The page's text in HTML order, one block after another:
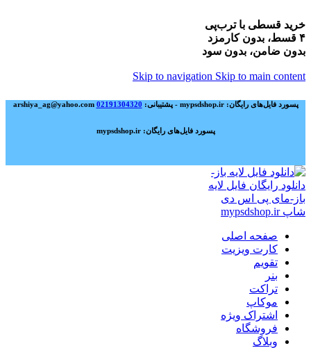
خرید قسطی با ترب‌پی
۴ قسط، بدون کارمزد
بدون ضامن، بدون سود
Skip to navigation Skip to main content
پسورد فایل‌های رایگان: mypsdshop.ir - پشتیبانی: arshiya_ag@yahoo.com 02191304320
پسورد فایل‌های رایگان: mypsdshop.ir
صفحه اصلی
کارت ویزیت
تقویم
بنر
تراکت
موکاپ
اشتراک ویژه
فروشگاه
وبلاگ